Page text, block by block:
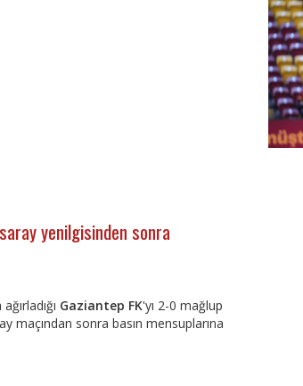
yenilgisinden sonra
Gaziantep FK'yı 2-0 mağlup
maçından sonra basın mensuplarına